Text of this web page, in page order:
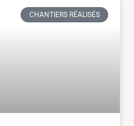
CHANTIERS RÉALISÉS